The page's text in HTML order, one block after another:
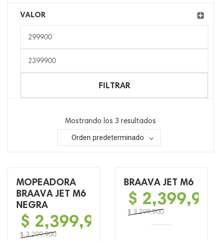
VALOR
mínimo
máximo
FILTRAR
Mostrando los 3 resultados
Orden predeterminado
MOPEADORA
BRAAVA JET M6
NEGRA
$ 3,299,900
$ 2,399,900
BRAAVA JET M6
$ 3,299,900
$ 2,399,900